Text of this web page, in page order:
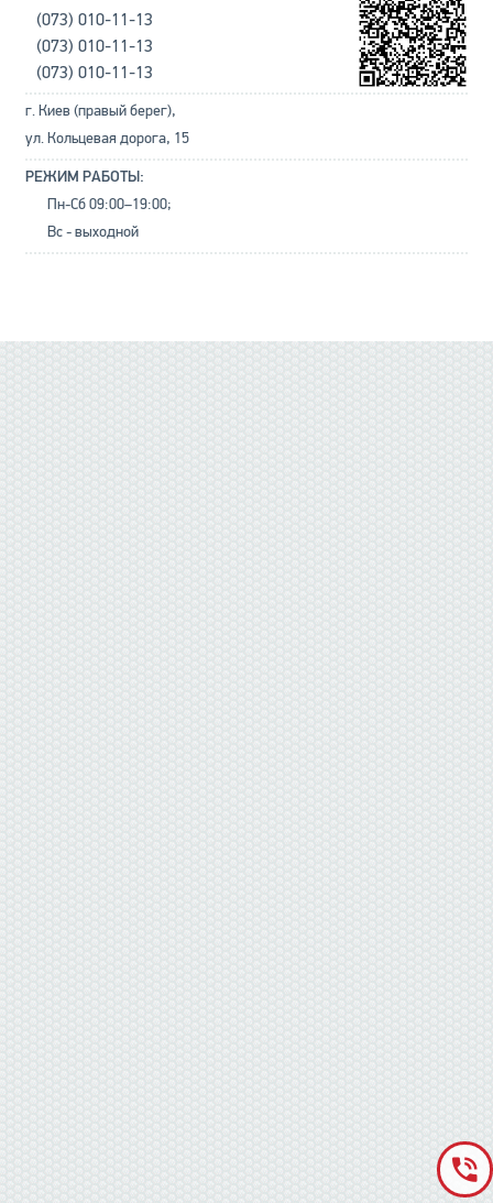
(073) 010-11-13
(073) 010-11-13
(073) 010-11-13
г. Киев (правый берег),
ул. Кольцевая дорога, 15
РЕЖИМ РАБОТЫ:
Пн-Сб 09:00–19:00;
Вс - выходной